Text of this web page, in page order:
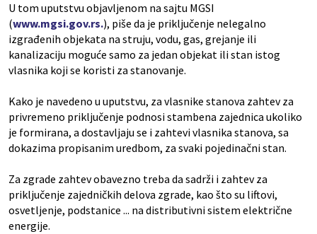
U tom uputstvu objavljenom na sajtu MGSI
(www.mgsi.gov.rs.), piše da je priključenje nelegalno
izgrađenih objekata na struju, vodu, gas, grejanje ili
kanalizaciju moguće samo za jedan objekat ili stan istog
vlasnika koji se koristi za stanovanje.
Kako je navedeno u uputstvu, za vlasnike stanova zahtev za
privremeno priključenje podnosi stambena zajednica ukoliko
je formirana, a dostavljaju se i zahtevi vlasnika stanova, sa
dokazima propisanim uredbom, za svaki pojedinačni stan.
Za zgrade zahtev obavezno treba da sadrži i zahtev za
priključenje zajedničkih delova zgrade, kao što su liftovi,
osvetljenje, podstanice ... na distributivni sistem električne
energije.